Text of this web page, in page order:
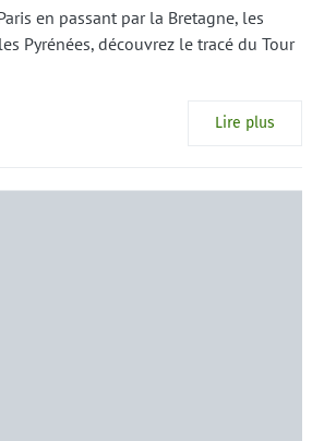
en passant par la Bretagne, les
Pyrénées, découvrez le tracé du Tour
Lire plus